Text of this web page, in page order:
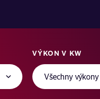
VÝKON V KW